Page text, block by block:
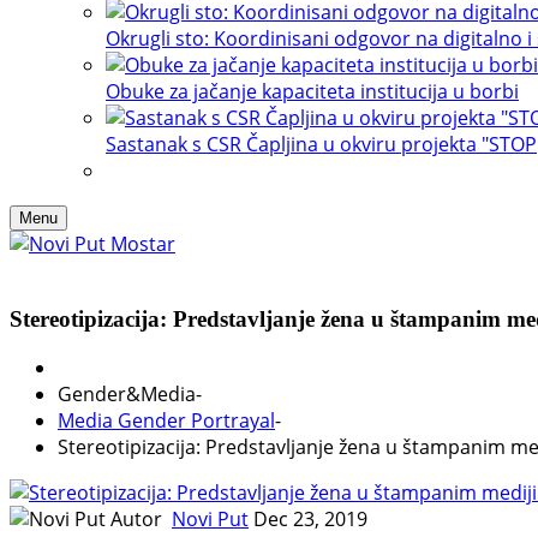
Okrugli sto: Koordinisani odgovor na digitalno i
Obuke za jačanje kapaciteta institucija u borbi
Sastanak s CSR Čapljina u okviru projekta "STOP
Menu
Stereotipizacija: Predstavljanje žena u štampanim
Gender&Media-
Media Gender Portrayal-
Stereotipizacija: Predstavljanje žena u štampanim
Autor Novi Put Dec 23, 2019